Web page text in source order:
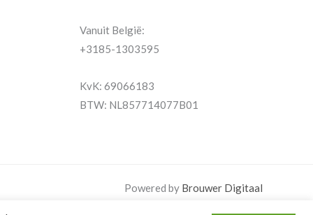
Vanuit België:
+3185-1303595
KvK: 69066183
BTW: NL857714077B01
Powered by Brouwer Digitaal